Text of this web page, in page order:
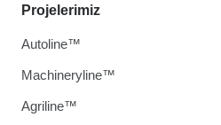
Projelerimiz
Autoline™
Machineryline™
Agriline™